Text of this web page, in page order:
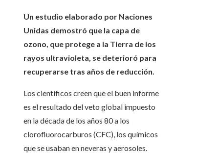
Un estudio elaborado por Naciones
Unidas demostró que la capa de
ozono, que protege a la Tierra de los
rayos ultravioleta, se deterioró para
recuperarse tras años de reducción.
Los científicos creen que el buen informe
es el resultado del veto global impuesto
en la década de los años 80 a los
clorofluorocarburos (CFC), los químicos
que se usaban en neveras y aerosoles.